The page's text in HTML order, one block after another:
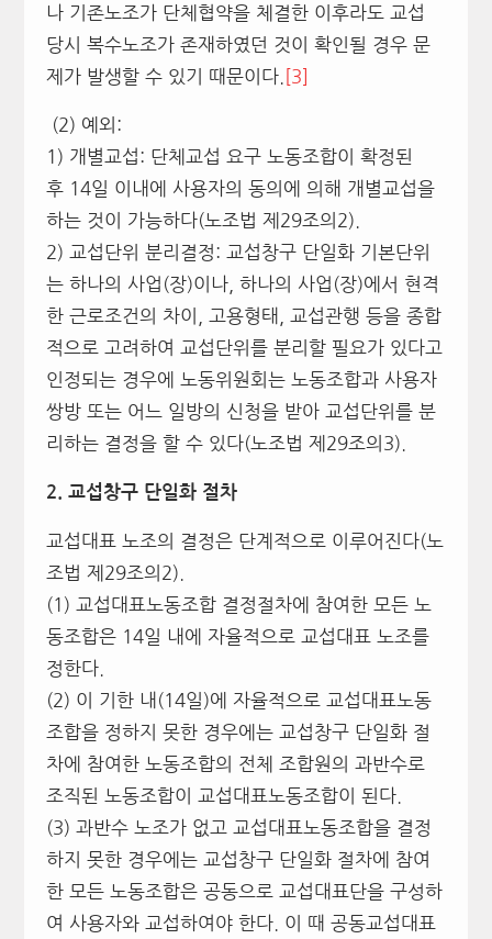
나 기존노조가 단체협약을 체결한 이후라도 교섭
당시 복수노조가 존재하였던 것이 확인될 경우 문
제가 발생할 수 있기 때문이다.
[3]
(2) 예외:
1) 개별교섭: 단체교섭 요구 노동조합이 확정된
후 14일 이내에 사용자의 동의에 의해 개별교섭을
하는 것이 가능하다(노조법 제29조의2).
2) 교섭단위 분리결정: 교섭창구 단일화 기본단위
는 하나의 사업(장)이나, 하나의 사업(장)에서 현격
한 근로조건의 차이, 고용형태, 교섭관행 등을 종합
적으로 고려하여 교섭단위를 분리할 필요가 있다고
인정되는 경우에 노동위원회는 노동조합과 사용자
쌍방 또는 어느 일방의 신청을 받아 교섭단위를 분
리하는 결정을 할 수 있다(노조법 제29조의3).
2. 교섭창구 단일화 절차
교섭대표 노조의 결정은 단계적으로 이루어진다(노
조법 제29조의2).
(1) 교섭대표노동조합 결정절차에 참여한 모든 노
동조합은 14일 내에 자율적으로 교섭대표 노조를
정한다.
(2) 이 기한 내(14일)에 자율적으로 교섭대표노동
조합을 정하지 못한 경우에는 교섭창구 단일화 절
차에 참여한 노동조합의 전체 조합원의 과반수로
조직된 노동조합이 교섭대표노동조합이 된다.
(3) 과반수 노조가 없고 교섭대표노동조합을 결정
하지 못한 경우에는 교섭창구 단일화 절차에 참여
한 모든 노동조합은 공동으로 교섭대표단을 구성하
여 사용자와 교섭하여야 한다. 이 때 공동교섭대표